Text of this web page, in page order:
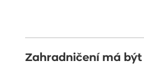
Zahradničení má